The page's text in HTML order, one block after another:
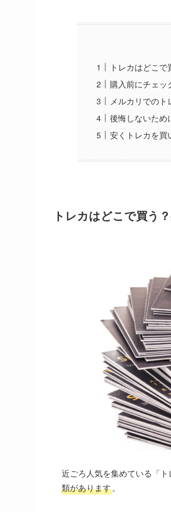
トレカはどこ
購入前にチェッ
メルカリでの
後悔しないため
安くトレカを買
トレカはどこで買う
近ごろ人気を集めている「ト
類があります。